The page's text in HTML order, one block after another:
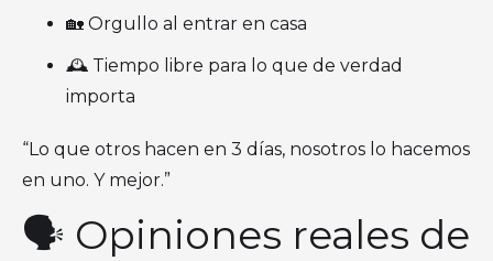
🏡 Orgullo al entrar en casa
🕰️ Tiempo libre para lo que de verdad
importa
“Lo que otros hacen en 3 días, nosotros lo hacemos
en uno. Y mejor.”
🗣️ Opiniones reales de